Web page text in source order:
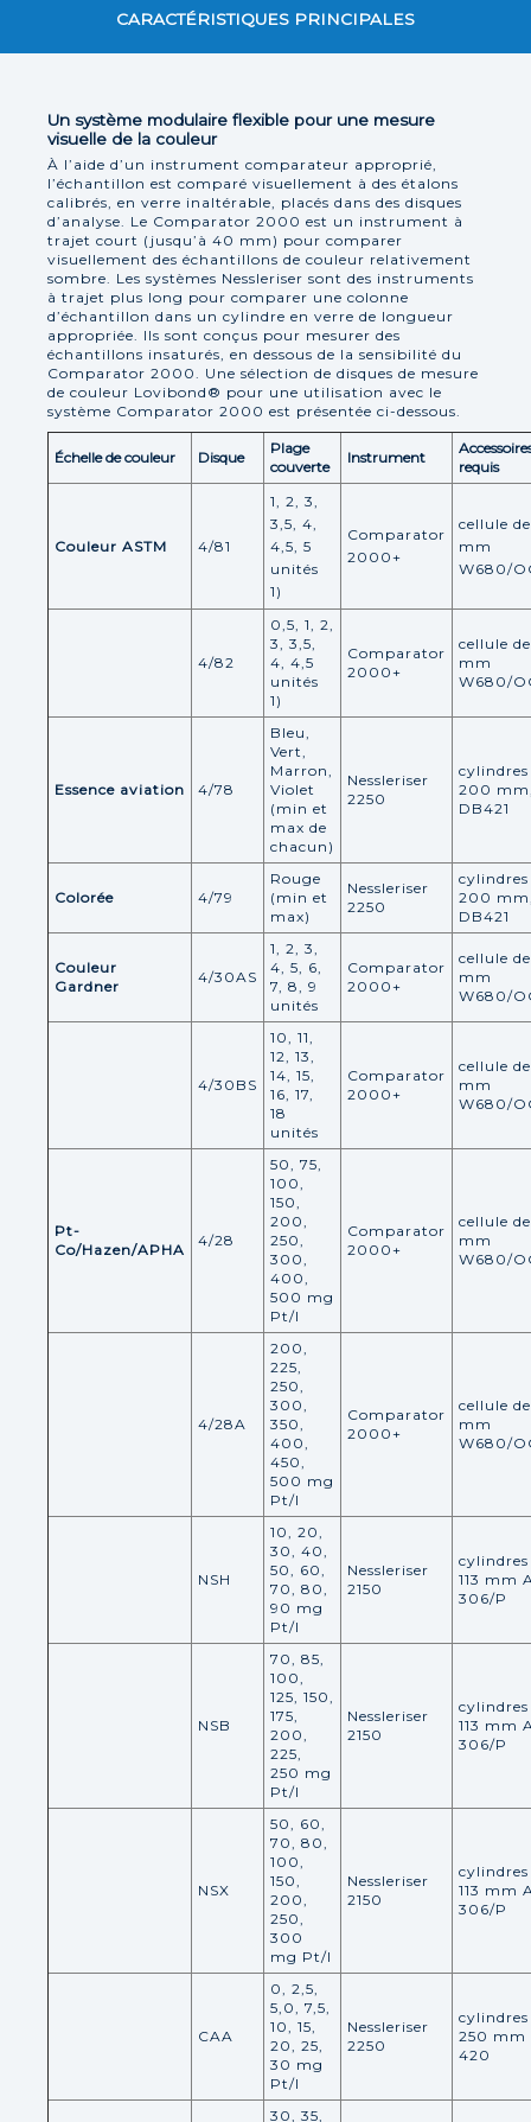
CARACTÉRISTIQUES PRINCIPALES
Un système modulaire flexible pour une mesure
visuelle de la couleur
À l’aide d’un instrument comparateur approprié,
l’échantillon est comparé visuellement à des étalons
calibrés, en verre inaltérable, placés dans des disques
d’analyse. Le Comparator 2000 est un instrument à
trajet court (jusqu’à 40 mm) pour comparer
visuellement des échantillons de couleur relativement
sombre. Les systèmes Nessleriser sont des instruments
à trajet plus long pour comparer une colonne
d’échantillon dans un cylindre en verre de longueur
appropriée. Ils sont conçus pour mesurer des
échantillons insaturés, en dessous de la sensibilité du
Comparator 2000. Une sélection de disques de mesure
de couleur Lovibond® pour une utilisation avec le
système Comparator 2000 est présentée ci-dessous.
Échelle de couleur Disque
Plage
couverte
Instrument
requis
Couleur ASTM 4/81
1, 2, 3,
3,5, 4,
4,5, 5
unités
1)
Comparator
2000+
cellule
mm
W680/
4/82
0,5, 1, 2,
3, 3,5,
4, 4,5
unités
1)
Comparator
2000+
cellule
mm
W680/
Essence aviation 4/78
Bleu,
Vert,
Marron,
Violet
(min et
max de
chacun)
Nessleriser
2250
cylindres
200
DB421
Colorée 4/79
Rouge
(min et
max)
Nessleriser
2250
cylindres
200
DB421
Couleur
Gardner
4/30AS
1, 2, 3,
4, 5, 6,
7, 8, 9
unités
Comparator
2000+
cellule
mm
W680/
4/30BS
10, 11,
12, 13,
14, 15,
16, 17,
18
unités
Comparator
2000+
cellule
mm
W680/
Pt-
Co/Hazen/APHA
4/28
50, 75,
100,
150,
200,
250,
300,
400,
500 mg
Pt/l
Comparator
2000+
cellule
mm
W680/
4/28A
200,
225,
250,
300,
350,
400,
450,
500 mg
Pt/l
Comparator
2000+
cellule
mm
W680/
NSH
10, 20,
30, 40,
50, 60,
70, 80,
90 mg
Pt/l
Nessleriser
2150
cylindres
113 mm
306/P
NSB
70, 85,
100,
125, 150,
175,
200,
225,
250 mg
Pt/l
Nessleriser
2150
cylindres
113 mm
306/P
NSX
50, 60,
70, 80,
100,
150,
200,
250,
300
mg Pt/l
Nessleriser
2150
cylindres
113 mm
306/P
CAA
0, 2,5,
5,0, 7,5,
10, 15,
20, 25,
30 mg
Pt/l
Nessleriser
2250
cylindres
250 mm
420
30, 35,